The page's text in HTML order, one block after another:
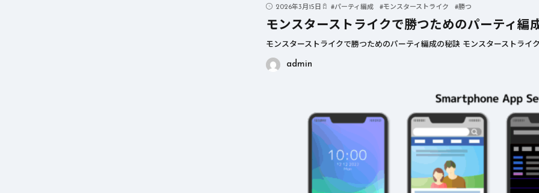
2026年3月15日 #パーティ編成 #モンスターストライク #勝つ
モンスターストライクで勝つためのパーティ編
モンスターストライクで勝つためのパーティ編成の秘訣 モンスターストライ
admin